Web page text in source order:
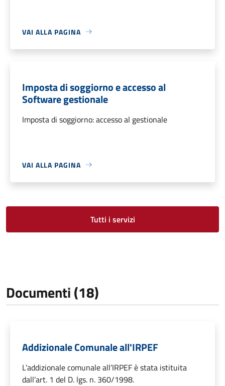
VAI ALLA PAGINA
Imposta di soggiorno e accesso al
Software gestionale
Imposta di soggiorno: accesso al gestionale
VAI ALLA PAGINA
Tutti i servizi
Documenti (18)
Addizionale Comunale all'IRPEF
L’addizionale comunale all’IRPEF è stata istituita
dall’art. 1 del D. lgs. n. 360/1998.